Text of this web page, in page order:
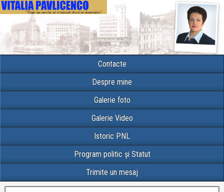
Contacte
Despre mine
Galerie foto
Galerie Video
Istoric PNL
Program politic și Statut
Trimite un mesaj